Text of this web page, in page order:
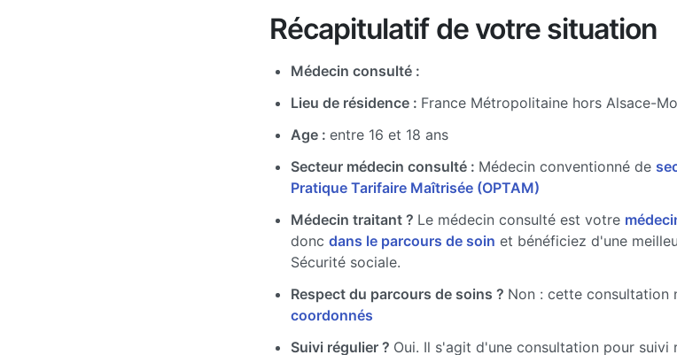
Récapitulatif de votre situation
Médecin consulté :
Lieu de résidence : France Métropolitaine hors Alsace-
Age : entre 16 et 18 ans
Secteur médecin consulté : Médecin conventionné de
Pratique Tarifaire Maîtrisée (OPTAM)
Médecin traitant ? Le médecin consulté est votre
donc dans le parcours de soin et bénéficiez d'une
Sécurité sociale.
Respect du parcours de soins ? Non : cette consultation
coordonnés
Suivi régulier ? Oui. Il s'agit d'une consultation pour